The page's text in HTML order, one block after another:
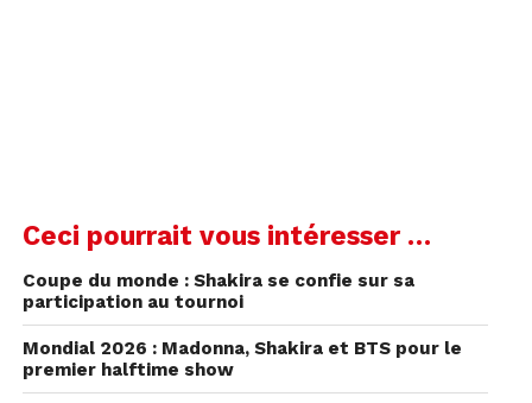
Ceci pourrait vous intéresser …
Coupe du monde : Shakira se confie sur sa
participation au tournoi
Mondial 2026 : Madonna, Shakira et BTS pour le
premier halftime show